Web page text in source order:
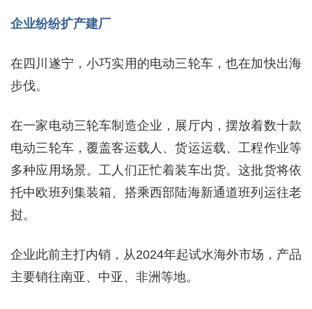
企业纷纷扩产建厂
在四川遂宁，小巧实用的电动三轮车，也在加快出海
步伐。
在一家电动三轮车制造企业，展厅内，摆放着数十款
电动三轮车，覆盖客运载人、货运运载、工程作业等
多种应用场景。工人们正忙着装车出货。这批货将依
托中欧班列集装箱、搭乘西部陆海新通道班列运往老
挝。
企业此前主打内销，从2024年起试水海外市场，产品
主要销往南亚、中亚、非洲等地。